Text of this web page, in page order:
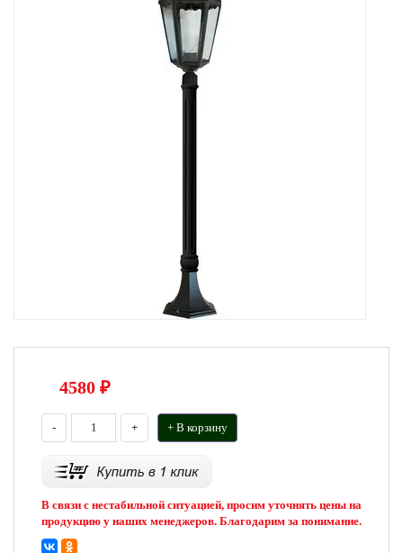
4580 ₽
- + + В корзину
В связи с нестабильной ситуацией, просим уточнять цены на
продукцию у наших менеджеров. Благодарим за понимание.